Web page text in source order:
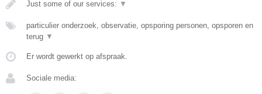
Just some of our services: ▼
particulier onderzoek, observatie, opsporing personen, opsporen en
terug ▼
Er wordt gewerkt op afspraak.
Sociale media: